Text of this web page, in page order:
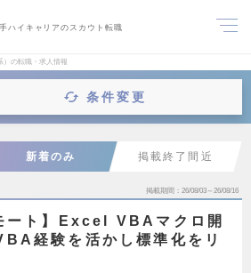
ハイキャリアのスカウト転職
）の転職・求人情報
条件変更
新着のみ 掲載終了間近
掲載期間 26/08/03～26/08/16
ート】Excel VBAマクロ開
経験を活かし標準化をリ